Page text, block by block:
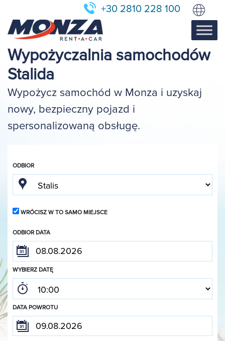
+30 2810 228 100
Wypożyczalnia samochodów
Stalida
Wypożycz samochód w Monza i uzyskaj
nowy, bezpieczny pojazd i
spersonalizowaną obsługę.
ODBIOR
WRÓCISZ W TO SAMO MIEJSCE
ODBIOR DATA
WYBIERZ DATĘ
DATA POWROTU